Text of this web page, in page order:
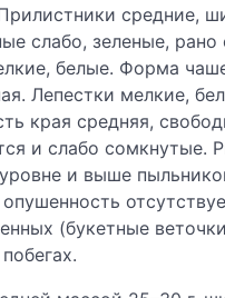
средние,
слабо, зеленые,
белые. Форма
Лепестки мелкие,
края средняя,
и слабо сомкнутые.
и выше
(букетные